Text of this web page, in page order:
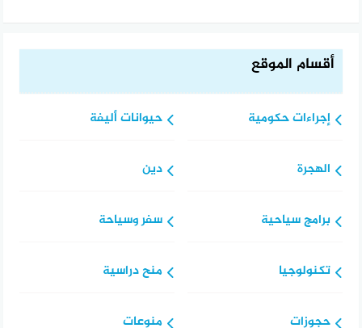
أقسام الموقع
إجراءات حكومية
الهجرة
برامج سياحية
تكنولوجيا
حجوزات
حيوانات أليفة
دين
سفر وسياحة
منح دراسية
منوعات